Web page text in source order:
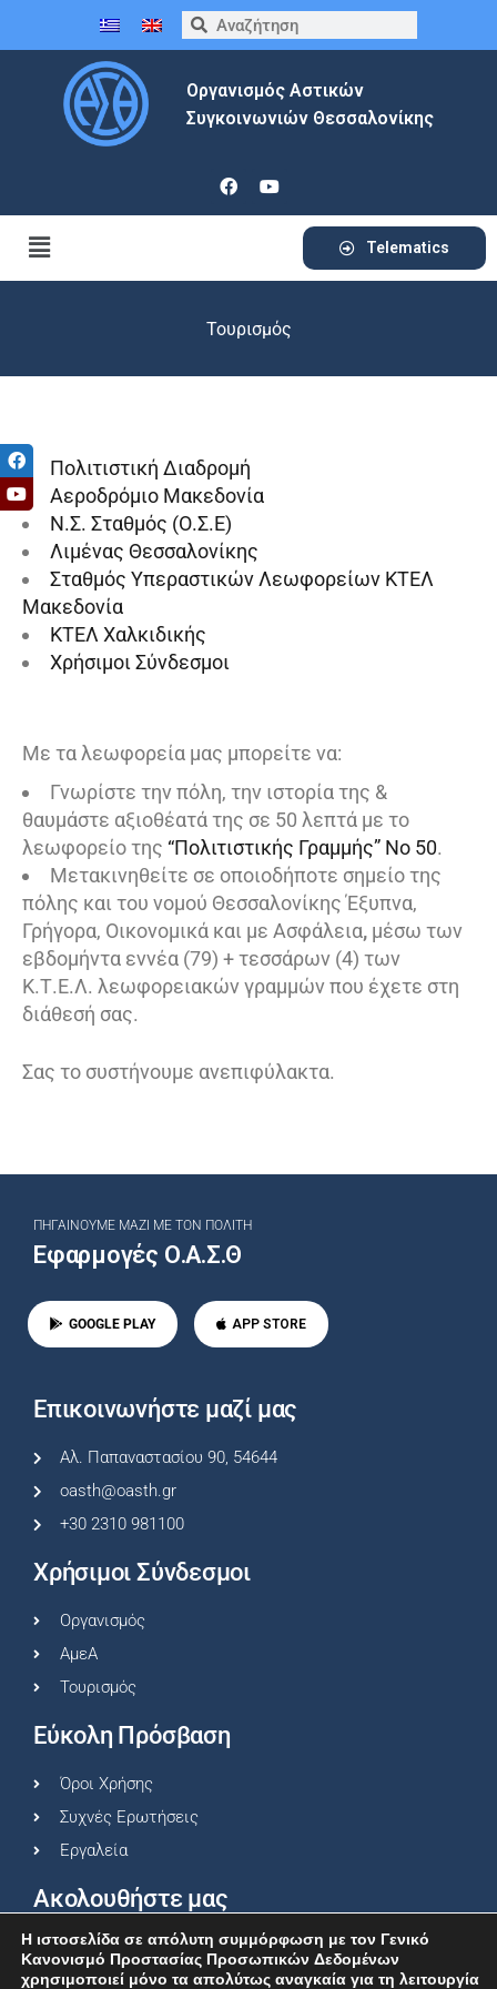
Οργανισμός Αστικών
Συγκοινωνιών Θεσσαλονίκης
Telematics
Τουρισμός
Πολιτιστική Διαδρομή
Αεροδρόμιο Μακεδονία
Ν.Σ. Σταθμός (Ο.Σ.Ε)
Λιμένας Θεσσαλονίκης
Σταθμός Υπεραστικών Λεωφορείων ΚΤΕΛ
Μακεδονία
ΚΤΕΛ Χαλκιδικής
Χρήσιμοι Σύνδεσμοι
Με τα λεωφορεία μας μπορείτε να:
Γνωρίστε την πόλη, την ιστορία της &
θαυμάστε αξιοθέατά της σε 50 λεπτά με το
λεωφορείο της “Πολιτιστικής Γραμμής” Νο 50.
Μετακινηθείτε σε οποιοδήποτε σημείο της
πόλης και του νομού Θεσσαλονίκης Έξυπνα,
Γρήγορα, Οικονομικά και με Ασφάλεια, μέσω των
εβδομήντα εννέα (79) + τεσσάρων (4) των
Κ.Τ.Ε.Λ. λεωφορειακών γραμμών που έχετε στη
διάθεσή σας.
Σας το συστήνουμε ανεπιφύλακτα.
ΠΗΓΑΊΝΟΥΜΕ ΜΑΖΊ ΜΕ ΤΟΝ ΠΟΛΊΤΗ
Εφαρμογές Ο.Α.Σ.Θ
GOOGLE PLAY APP STORE
Επικοινωνήστε μαζί μας
Αλ. Παπαναστασίου 90, 54644
oasth@oasth.gr
+30 2310 981100
Χρήσιμοι Σύνδεσμοι
Οργανισμός
ΑμεΑ
Τουρισμός
Εύκολη Πρόσβαση
Όροι Χρήσης
Συχνές Ερωτήσεις
Εργαλεία
Ακολουθήστε μας
Η ιστοσελίδα σε απόλυτη συμμόρφωση με τον Γενικό
Κανονισμό Προστασίας Προσωπικών Δεδομένων
χρησιμοποιεί μόνο τα απολύτως αναγκαία για τη λειτουργία